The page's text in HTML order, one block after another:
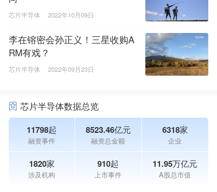
芯片半导体 2022年10月09日
​李在镕密会孙正义！三星收购A
RM有戏？
芯片半导体 2022年09月23日
芯片半导体数据总览
11798起
融资事件
8523.46亿元
融资总金额
6318家
企业
1820家
涉及机构
910起
上市事件
11.95万亿元
A股总市值